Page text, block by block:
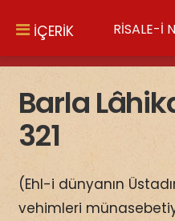
Barla
321
(Ehl-i dünyanın
vehimleri
İÇERİK RİSALE-İ